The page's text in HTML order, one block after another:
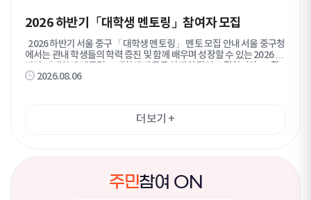
틱톡, 네이버 블로그, 네이버 클립 등 SNS 콘텐츠 제작 3. 모집인원 : 30
명 내외 4. 모집대상 가. 만 19세 이상 만 39세 이하인 사람 나. 중구에 관
심이 많고 월 1회 이상 콘텐츠 제작·게시가 가능한 사람 다. 발대식 및 주
요 행사 참석이 가능한 사람 라. 본인 명의의 SNS 계정을 활발하게 운영
중인 사람 마. 우대사항 - 중구민 / 중구 소재 대학(원)생 / 중구 소재 직장
인 또는 사업체 종사자 - 팔로워？구독자 수 1천명 이상 / 게시물 조회수
평균 1만회 이상 - 특정 분야를 주제로 SNS 콘텐츠를 지속적으로 운영
vMsy) - 지원서 작성하여 이메일(psj0105@junggu.seoul.kr) 제출
7. 제출서류 : 지원서, 개인정보 수집·이용·제공 동의서 8. 선정방법 : 지
이지 게시) ※ 문의 : 중구청 홍보담당관 홍보팀(☎02-3396-4963)
2026 하반기「대학생 멘토링」참여자 모집
2026 하반기 서울 중구 「대학생 멘토링」 멘토 모집 안내 서울 중구청
에서는 관내 학생들의 학력 증진 및 함께 배우며 성장할 수 있는 2026 하
반기 「대학생 멘토링」 대학생 멘토를 아래와 같이 모집합니다. ■ 활
동안내 ○ 모집기간 : ~ 2026. 9. 1. (화) ○ 활동기간 : 2026. 9월 ~ 12월
회(1시간 이상) 총 30시간 이상 활동, 회차별 활동일지 작성 ○ 지도과목 :
국어·영어·수학·과학·사회·역사 ※그룹 매칭 후 멘토-멘티 협의하여 과
안 책임감을 갖고 끝까지 참여할 수 있는 자 ■ 지원내용 ○ 멘토링 필요경
5) 및 교육봉사 인정(학교 협의 필요) 처리 ○ 우수 활동 멘토 표창 ■ 신청
방법 ○ 담당자 이메일로 신청서 제출 (sinar777@junggu.seoul.kr)
2026.08.06
더보기 +
주민참여 ON